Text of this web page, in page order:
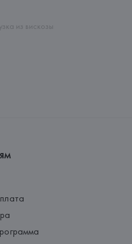
из вискозы